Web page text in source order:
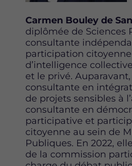
Carmen Bouley de
diplômée de Sciences
consultante
participation
d’intelligence
et le privé.
consultante en
de projets sensibles à
consultante en
participative et
citoyenne au sein de
Publiques. En 2022,
de la commission